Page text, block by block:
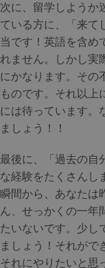
次に、留学しようか
ている方に、「来て
当です！英語を含め
れません。しかし実
にかなります。その
ものです。それ以上
には待っています。
ましょう！！
最後に、「過去の自
な経験をたくさんし
瞬間から、あなたは
ん、せっかくの一年
たいないです。少し
ましょう！それがで
それにやりたいと思